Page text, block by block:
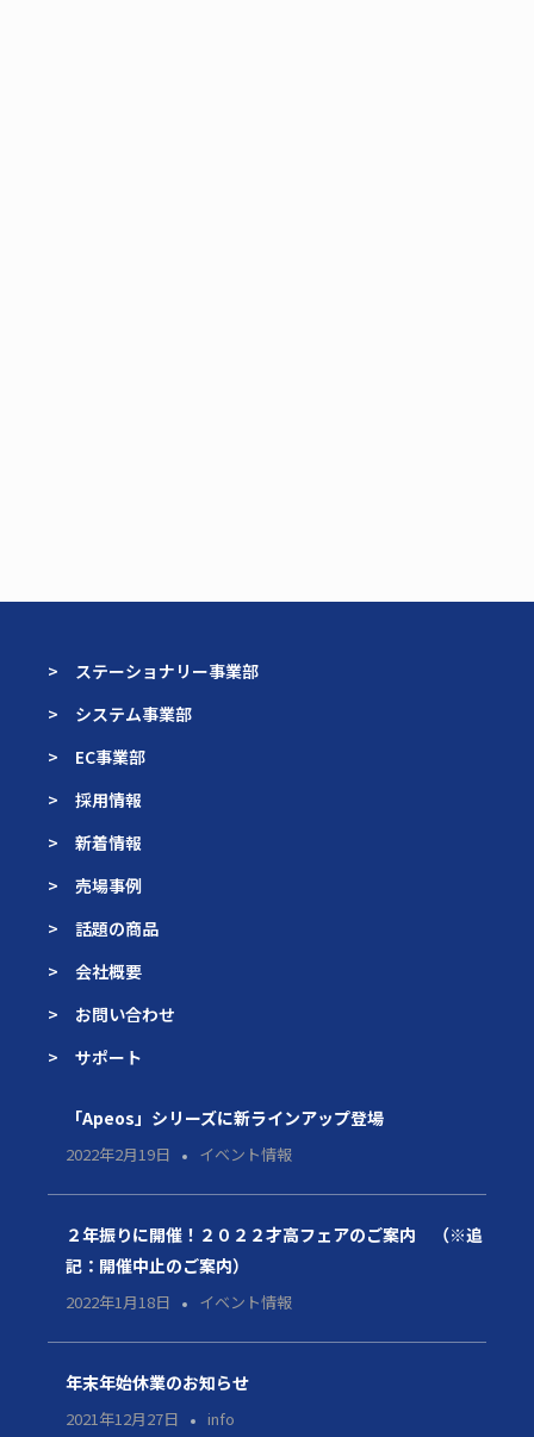
> ステーショナリー事業部
> システム事業部
> EC事業部
> 採用情報
> 新着情報
> 売場事例
> 話題の商品
> 会社概要
> お問い合わせ
> サポート
「Apeos」シリーズに新ラインアップ登場
2022年2月19日 イベント情報
２年振りに開催！２０２２才高フェアのご案内 （※追
記：開催中止のご案内）
2022年1月18日 イベント情報
年末年始休業のお知らせ
2021年12月27日 info